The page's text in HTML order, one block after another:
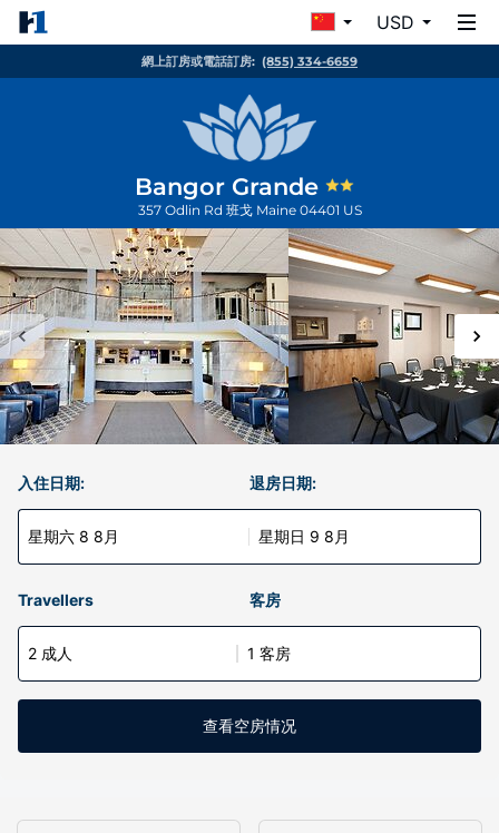
USD
網上訂房或電話訂房: (855) 334-6659
Bangor Grande
357 Odlin Rd 班戈 Maine 04401 US
入住日期:
星期六 8 8月
退房日期:
星期日 9 8月
Travellers 客房
2 成人 1 客房
查看空房情况